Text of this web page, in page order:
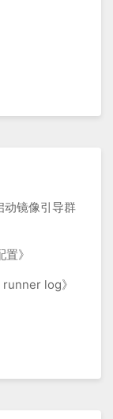
动镜像引导群
置》
runner log》